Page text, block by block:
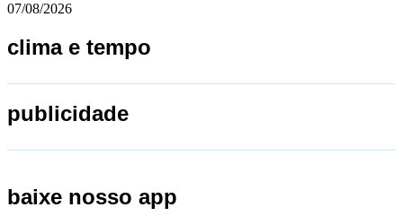
07/08/2026
clima e tempo
publicidade
baixe nosso app